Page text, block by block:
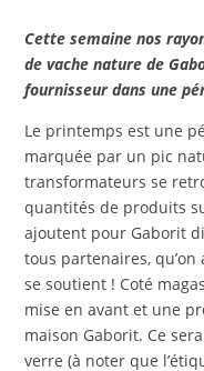
Cette semaine nos
de vache nature de
fournisseur dans une
Le printemps est une
marquée par un pic
transformateurs se
quantités de produits
ajoutent pour Gaborit
tous partenaires,
se soutient ! Coté
mise en avant et une
maison Gaborit. Ce
verre (à noter que